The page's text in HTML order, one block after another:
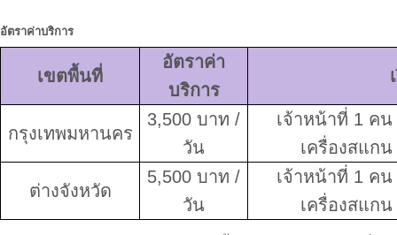
อัตราค่าบริการ
เขตพื้นที่
อัตราค่า
บริการ
กรุงเทพมหานคร
3,500 บาท /
วัน
เจ้าหน้าที่ 1 ค
เครื่องสแกน
ต่างจังหวัด
5,500 บาท /
วัน
เจ้าหน้าที่ 1 ค
เครื่องสแกน